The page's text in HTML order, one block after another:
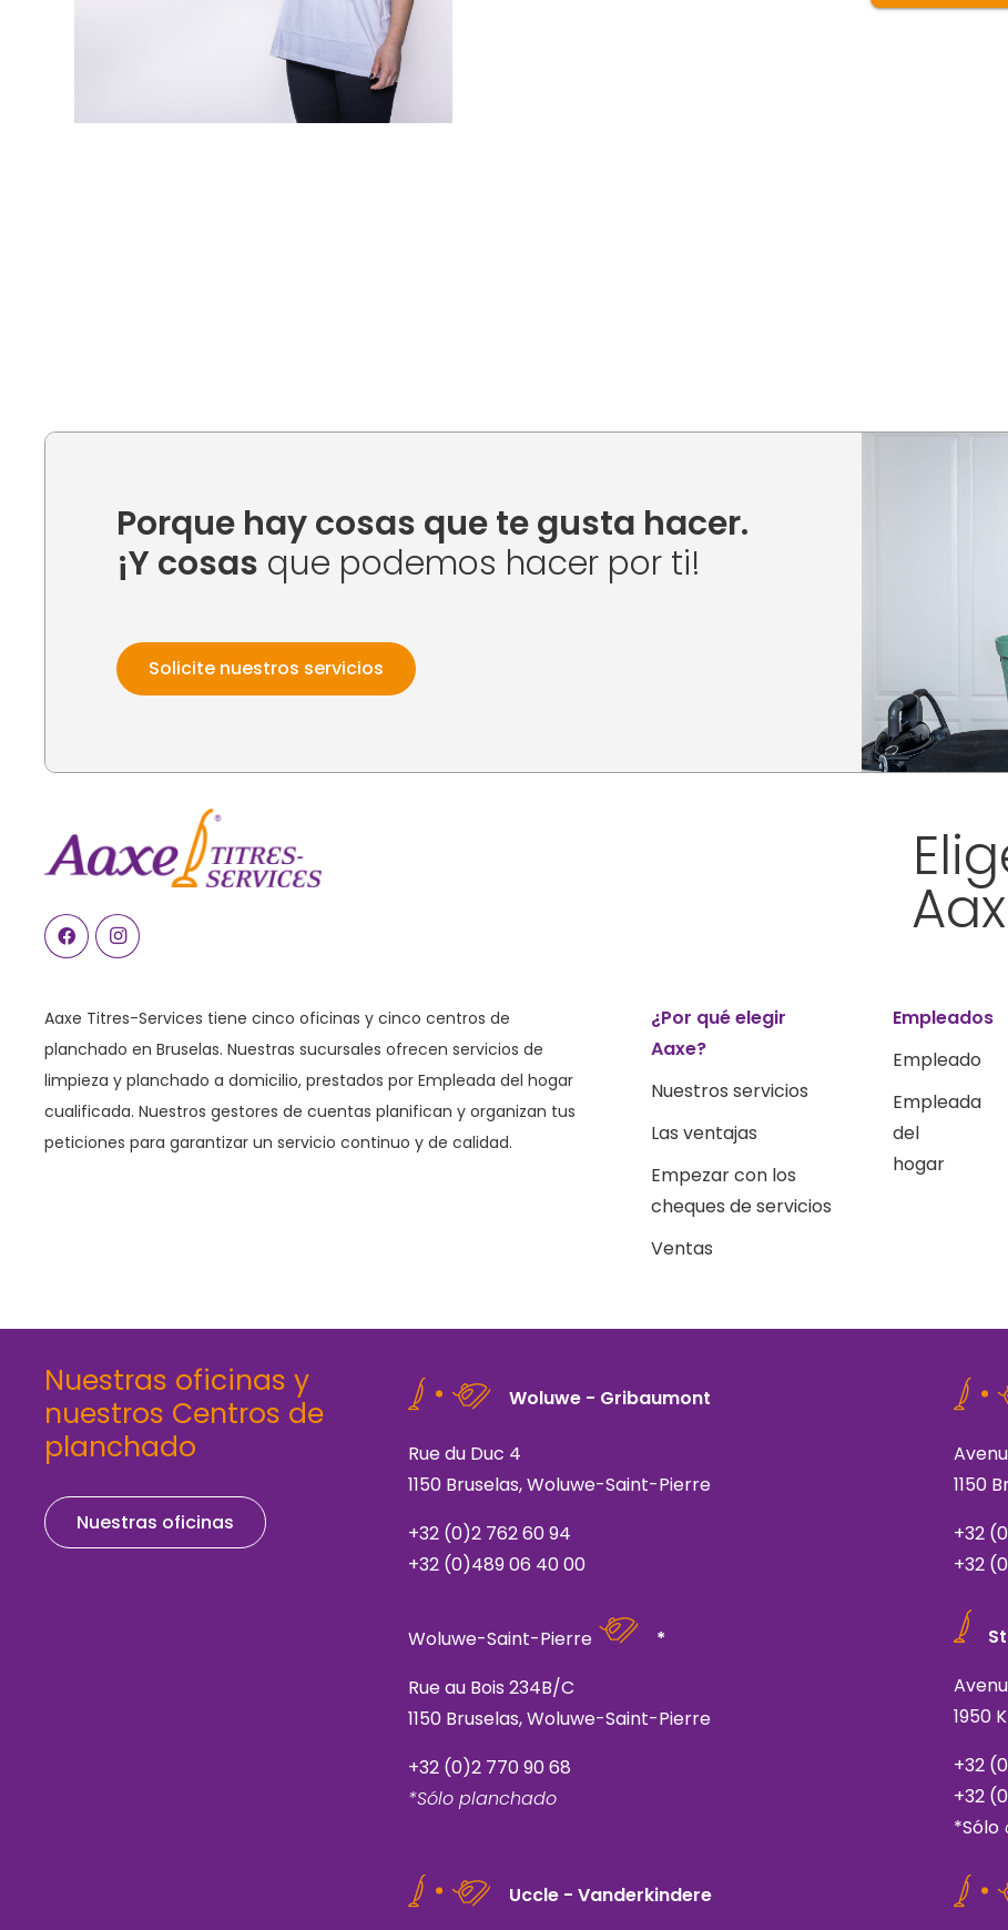
Porque hay cosas que te gusta hacer.
¡Y cosas que podemos hacer por ti!
Solicite nuestros servicios
Aaxe Titres-Services tiene cinco oficinas y cinco centros de
planchado en Bruselas. Nuestras sucursales ofrecen servicios de
limpieza y planchado a domicilio, prestados por Empleada del hogar
cualificada. Nuestros gestores de cuentas planifican y organizan tus
peticiones para garantizar un servicio continuo y de calidad.
¿Por qué elegir
Aaxe?
Nuestros servicios
Las ventajas
Empezar con los
cheques de servicios
Ventas
Empleados
Empleado
Empleada
del
hogar
Nuestras oficinas y
nuestros Centros de
planchado
Nuestras oficinas
Woluwe - Gribaumont
Rue du Duc 4
1150 Bruselas, Woluwe-Saint-Pierre
+32 (0)2 762 60 94
+32 (0)489 06 40 00
1150
+32
+32
Woluwe-Saint-Pierre
*
Rue au Bois 234B/C
1150 Bruselas, Woluwe-Saint-Pierre
+32 (0)2 770 90 68
*Sólo planchado
1950
+32
+32
*Sólo
Uccle - Vanderkindere